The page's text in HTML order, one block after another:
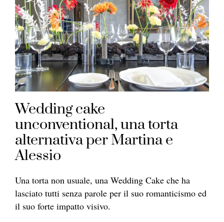
Wedding cake
unconventional, una torta
alternativa per Martina e
Alessio
Una torta non usuale, una Wedding Cake che ha
lasciato tutti senza parole per il suo romanticismo ed
il suo forte impatto visivo.